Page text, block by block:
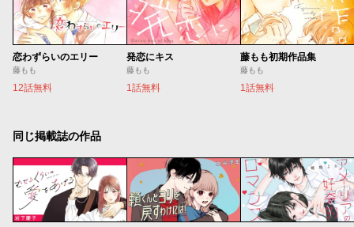
恋わずらいのエリー
藤もも
12話無料
発恋にキス
藤もも
1話無料
藤もも初期作品集
藤もも
1話無料
同じ掲載誌の作品